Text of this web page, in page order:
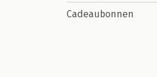
Cadeaubonnen